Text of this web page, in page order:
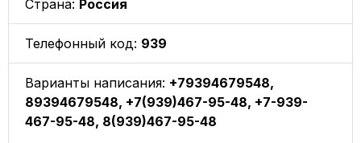
Страна: Россия
Телефонный код: 939
Варианты написания: +79394679548,
89394679548, +7(939)467-95-48, +7-939-
467-95-48, 8(939)467-95-48